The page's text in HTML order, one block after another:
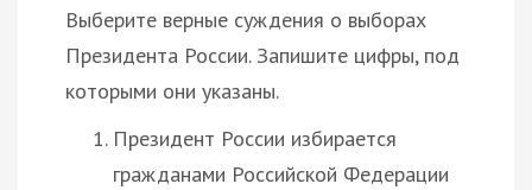
Выберите верные суждения о выборах
Президента России. Запишите цифры, под
которыми они указаны.
Президент России избирается
гражданами Российской Федерации